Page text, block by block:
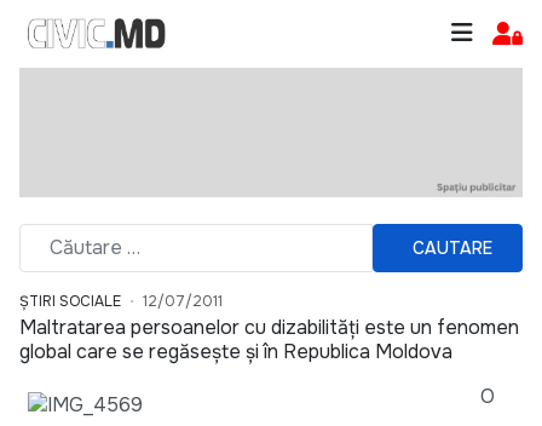
CAUTARE
ȘTIRI SOCIALE 12/07/2011
Maltratarea persoanelor cu dizabilități este un fenomen
global care se regăsește și în Republica Moldova
O